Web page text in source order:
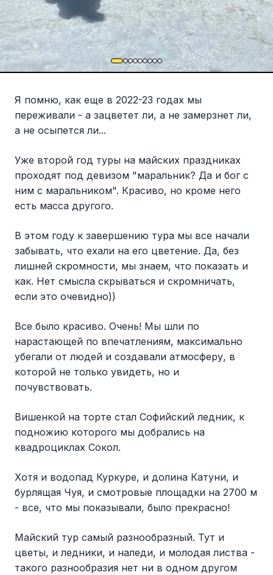
Я помню, как еще в 2022-23 годах мы
переживали - а зацветет ли, а не замерзнет ли,
а не осыпется ли...
Уже второй год туры на майских праздниках
проходят под девизом "маральник? Да и бог с
ним с маральником". Красиво, но кроме него
есть масса другого.
В этом году к завершению тура мы все начали
забывать, что ехали на его цветение. Да, без
лишней скромности, мы знаем, что показать и
как. Нет смысла скрываться и скромничать,
если это очевидно))
Все было красиво. Очень! Мы шли по
нарастающей по впечатлениям, максимально
убегали от людей и создавали атмосферу, в
которой не только увидеть, но и
почувствовать.
Вишенкой на торте стал Софийский ледник, к
подножию которого мы добрались на
квадроциклах Сокол.
Хотя и водопад Куркуре, и долина Катуни, и
бурлящая Чуя, и смотровые площадки на 2700 м
- все, что мы показывали, было прекрасно!
Майский тур самый разнообразный. Тут и
цветы, и ледники, и наледи, и молодая листва -
такого разнообразия нет ни в одном другом